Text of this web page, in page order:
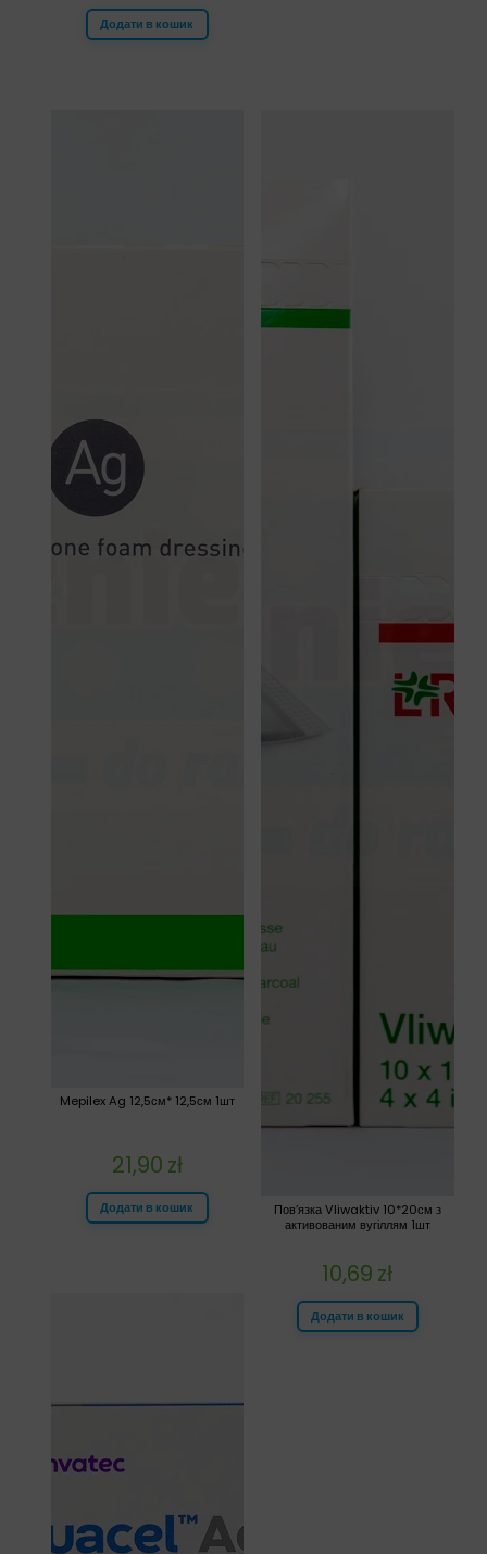
Додати в кошик
Пов’язка Vliwaktiv 10*20см з
активованим вугіллям 1шт
10,69 zł
Додати в кошик
Mepilex Ag 12,5см* 12,5см 1шт
21,90 zł
Додати в кошик